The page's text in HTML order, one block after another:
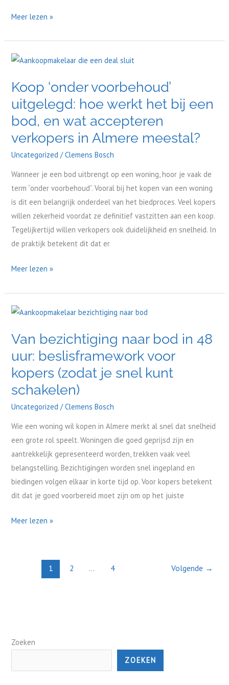
Zoeken
ZOEKEN
Meer lezen »
Koop ‘onder voorbehoud’
uitgelegd: hoe werkt het bij een
bod, en wat accepteren
verkopers in Almere meestal?
Uncategorized /Clemens Bosch
Wanneer je een bod uitbrengt op een woning, hoor je vaak de
term “onder voorbehoud”. Vooral bij het kopen van een woning
is dit een belangrijk onderdeel van het biedproces. Veel kopers
willen zekerheid voordat ze definitief vastzitten aan een koop.
Tegelijkertijd willen verkopers ook duidelijkheid en snelheid. In
de praktijk betekent dit dat er
Koop
voorbehoud’
uitgelegd:
hoe
werkt
het
bij
een
bod,
en
wat
accepteren
verkopers
Almere
Meer lezen »
Van bezichtiging naar bod in 48
uur: beslisframework voor
kopers (zodat je snel kunt
schakelen)
Uncategorized /Clemens Bosch
Wie een woning wil kopen in Almere merkt al snel dat snelheid
een grote rol speelt. Woningen die goed geprijsd zijn en
aantrekkelijk gepresenteerd worden, trekken vaak veel
belangstelling. Bezichtigingen worden snel ingepland en
biedingen volgen elkaar in korte tijd op. Voor kopers betekent
dit dat je goed voorbereid moet zijn om op het juiste
Van
naar
bod
in
48
uur:
beslisframework
voor
(zodat
je
snel
kunt
Meer lezen »
1 2 … 4 Volgende →